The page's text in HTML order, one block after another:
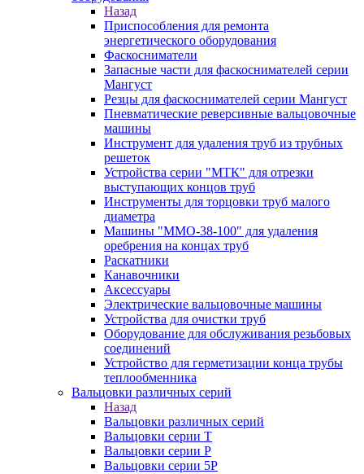
Назад
Приспособления для ремонта
энергетического оборудования
Фаскосниматели
Запасные части для фаскоснимателей серии
Мангуст
Резцы для фаскоснимателей серии Мангуст
Пневматические реверсивные вальцовочные
машины
Инструмент для удаления труб из трубных
решеток
Устройства серии "МТК" для отрезки
выступающих концов труб
Инструменты для торцовки труб малого
диаметра
Машины "ММО-38-100" для удаления
оребрения на концах труб
Раскатники
Канавочники
Аксессуары
Электрические вальцовочные машины
Устройства для очистки труб
Оборудование для обслуживания резьбовых
соединений
Устройство для герметизации конца трубы
теплообменника
Вальцовки различных серий
Назад
Вальцовки различных серий
Вальцовки серии Т
Вальцовки серии Р
Вальцовки серии 5Р